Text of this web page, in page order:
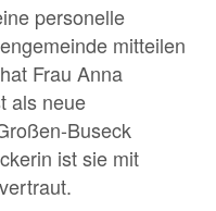
personelle
mitteilen
Frau Anna
als neue
Buseck
ist sie mit